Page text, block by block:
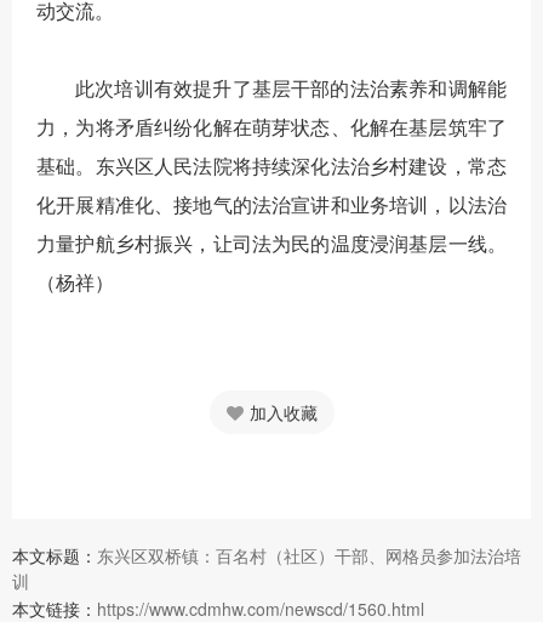
动交流。
此次培训有效提升了基层干部的法治素养和调解能
力，为将矛盾纠纷化解在萌芽状态、化解在基层筑牢了
基础。东兴区人民法院将持续深化法治乡村建设，常态
化开展精准化、接地气的法治宣讲和业务培训，以法治
力量护航乡村振兴，让司法为民的温度浸润基层一线。
（杨祥）
加入收藏
本文标题： 东兴区双桥镇：百名村（社区）干部、网格员参加法治培
训
本文链接： https://www.cdmhw.com/newscd/1560.html